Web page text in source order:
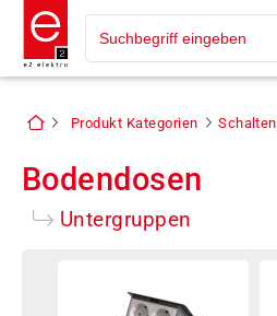
Produkt Kategorien Schalten
Bodendosen
Untergruppen